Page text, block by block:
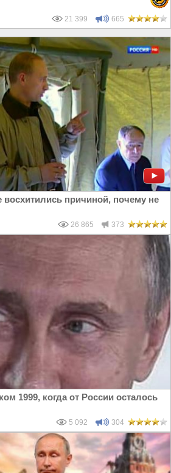
21 399 665
восхитились причиной, почему не
26 865 373
1999, когда от России осталось
5 092 304